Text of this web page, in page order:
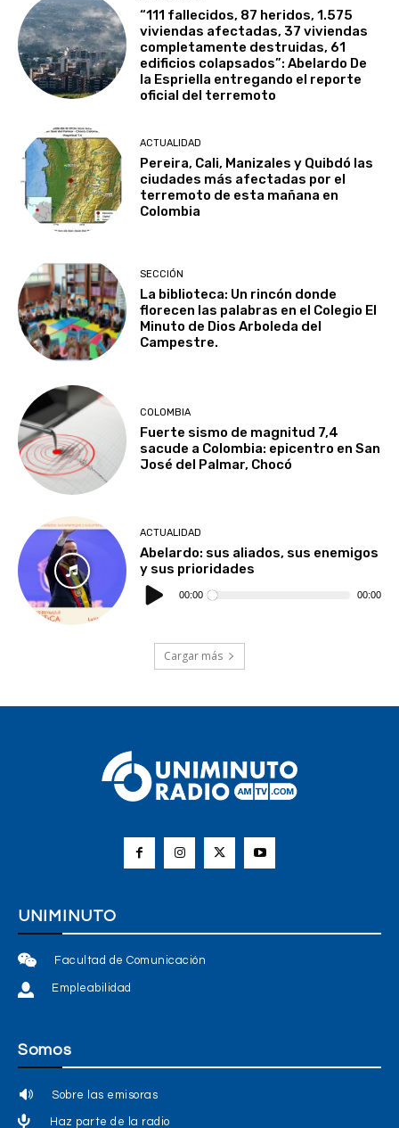
“111 fallecidos, 87 heridos, 1.575
viviendas afectadas, 37 viviendas
completamente destruidas, 61
edificios colapsados”: Abelardo De
la Espriella entregando el reporte
oficial del terremoto
ACTUALIDAD
Pereira, Cali, Manizales y Quibdó las
ciudades más afectadas por el
terremoto de esta mañana en
Colombia
SECCIÓN
La biblioteca: Un rincón donde
florecen las palabras en el Colegio El
Minuto de Dios Arboleda del
Campestre.
COLOMBIA
Fuerte sismo de magnitud 7,4
sacude a Colombia: epicentro en San
José del Palmar, Chocó
ACTUALIDAD
Abelardo: sus aliados, sus enemigos
y sus prioridades
Reproductor
de
audio
00:00 00:00
Cargar más
UNIMINUTO
Facultad de Comunicación
Empleabilidad
Somos
Sobre las emisoras
Haz parte de la radio